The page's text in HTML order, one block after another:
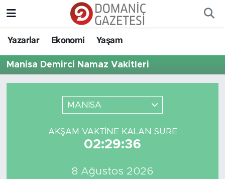
Yazarlar Ekonomi Yaşam
Manisa Demirci Namaz Vakitleri
MANİSA
AKŞAM VAKTINE KALAN SÜRE
02:29:36
8 Ağustos 2026